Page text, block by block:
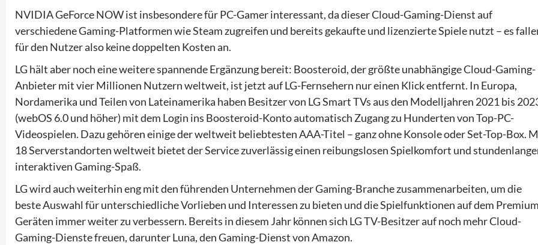
NVIDIA GeForce NOW ist insbesondere für PC-Gamer interessant, da dieser Cloud-Gaming-Dienst auf
verschiedene Gaming-Platformen wie Steam zugreifen und bereits gekaufte und lizenzierte Spiele nutzt – es
für den Nutzer also keine doppelten Kosten an.
LG hält aber noch eine weitere spannende Ergänzung bereit: Boosteroid, der größte unabhängige Cloud-Gaming-
Anbieter mit vier Millionen Nutzern weltweit, ist jetzt auf LG-Fernsehern nur einen Klick entfernt. In Europa,
Nordamerika und Teilen von Lateinamerika haben Besitzer von LG Smart TVs aus den Modelljahren 2021 bis
(webOS 6.0 und höher) mit dem Login ins Boosteroid-Konto automatisch Zugang zu Hunderten von Top-PC-
Videospielen. Dazu gehören einige der weltweit beliebtesten AAA-Titel – ganz ohne Konsole oder Set-Top-Box.
18 Serverstandorten weltweit bietet der Service zuverlässig einen reibungslosen Spielkomfort und
interaktiven Gaming-Spaß.
LG wird auch weiterhin eng mit den führenden Unternehmen der Gaming-Branche zusammenarbeiten, um die
beste Auswahl für unterschiedliche Vorlieben und Interessen zu bieten und die Spielfunktionen auf dem
Geräten immer weiter zu verbessern. Bereits in diesem Jahr können sich LG TV-Besitzer auf noch mehr Cloud-
Gaming-Dienste freuen, darunter Luna, den Gaming-Dienst von Amazon.